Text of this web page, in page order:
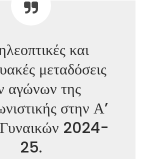
και
μεταδόσεις
αγώνων της
στην Α’
2024-
25.